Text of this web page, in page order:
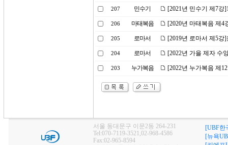
207 민수기 [2021년 민수기 제7강
206 마태복음 [2020년 마태복음 제4
205 로마서 [2019년 로마서 제5강
204 로마서 [2022년 가을 제자 수
203 누가복음 [2022년 누가복음 제
서울 동대문구 이문2동 264-231
Tel:070-7119-3521,02-968-4586
Fax:02-965-8594
[UBF한
[뉴욕